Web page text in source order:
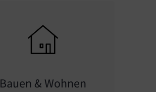
Bauen & Wohnen